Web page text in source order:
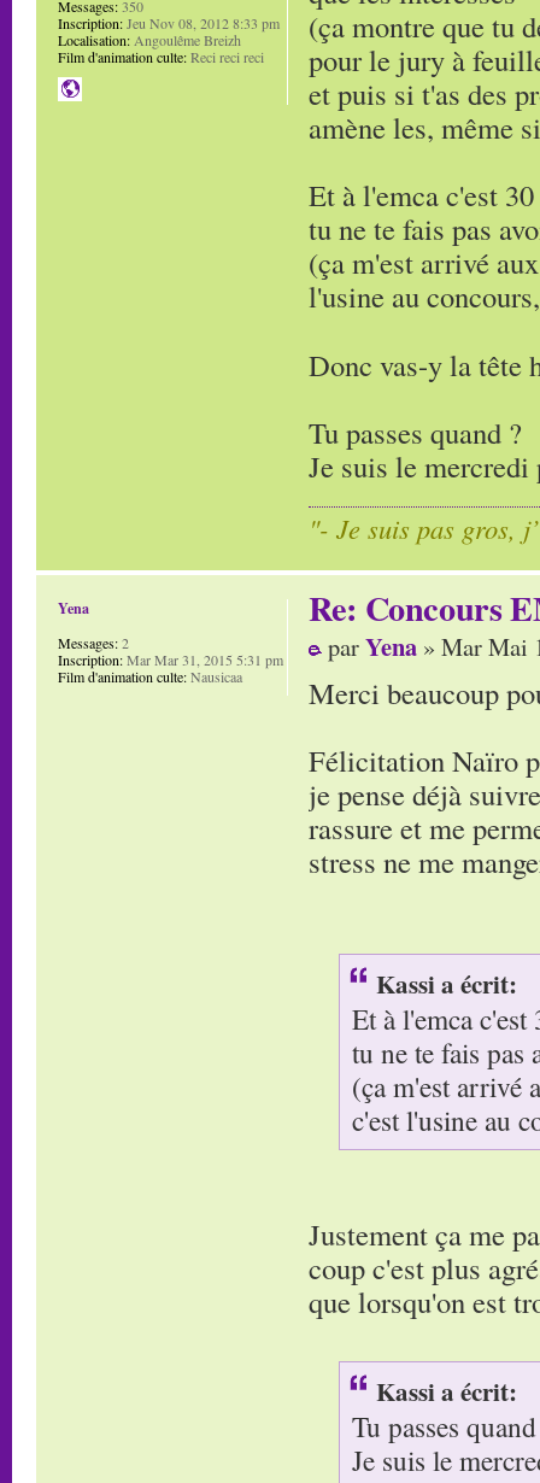
(ça montre que tu
pour le jury à
et puis si t'as des
amène les, même
Et à l'emca c'est
tu ne te fais pas
(ça m'est arrivé
l'usine au
Donc vas-y la tête
Tu passes quand ?
Je suis le mercredi
"- Je suis pas gros,
Messages:350
Inscription:Jeu Nov 08, 2012 8:33 pm
Localisation: Angoulême Breizh
Film d'animation culte:Reci reci reci
Re: Concours
parYena » Mar Mai
Merci beaucoup
Félicitation Naïro
je pense déjà
rassure et me
stress ne me
Kassi a écrit:
Et à l'emca
tu ne te fais pas
(ça m'est arrivé
c'est l'usine au
Justement ça me
coup c'est plus
que lorsqu'on est
Kassi a écrit:
Tu passes
Je suis le
Yena
Messages:2
Inscription:Mar Mar 31, 2015 5:31 pm
Film d'animation culte:Nausicaa